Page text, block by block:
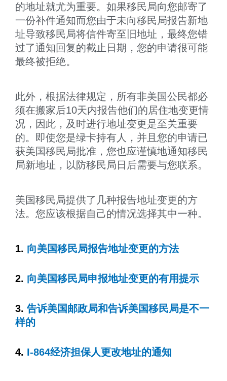
的地址就尤为重要。如果移民局向您邮寄了
一份补件通知而您由于未向移民局报告新地
址导致移民局将信件寄至旧地址，最终您错
过了通知回复的截止日期，您的申请很可能
最终被拒绝。
此外，根据法律规定，所有非美国公民都必
须在搬家后10天内报告他们的居住地变更情
况，因此，及时进行地址变更是至关重要
的。即使您是绿卡持有人，并且您的申请已
获美国移民局批准，您也应谨慎地通知移民
局新地址，以防移民局日后需要与您联系。
美国移民局提供了几种报告地址变更的方
法。您应该根据自己的情况选择其中一种。
1. 向美国移民局报告地址变更的方法
2. 向美国移民局申报地址变更的有用提示
3. 告诉美国邮政局和告诉美国移民局是不一
样的
4. I-864经济担保人更改地址的通知